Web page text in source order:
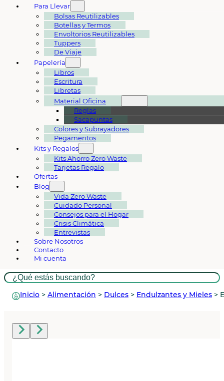
Para Llevar
Bolsas Reutilizables
Botellas y Termos
Envoltorios Reutilizables
Tuppers
De Viaje
Papelería
Libros
Escritura
Libretas
Material Oficina
Reglas
Sacapuntas
Colores y Subrayadores
Pegamentos
Kits y Regalos
Kits Ahorro Zero Waste
Tarjetas Regalo
Ofertas
Blog
Vida Zero Waste
Cuidado Personal
Consejos para el Hogar
Crisis Climática
Entrevistas
Sobre Nosotros
Contacto
Mi cuenta
Buscar
Inicio > Alimentación > Dulces > Endulzantes y Mieles >